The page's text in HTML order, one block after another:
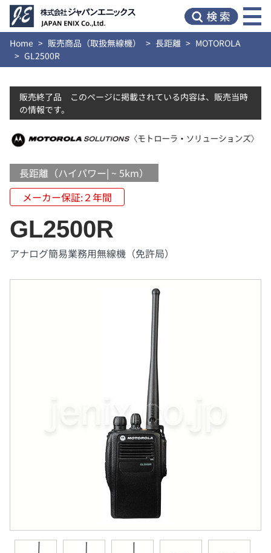
Home 販売商品（取扱無線機） 長距離
MOTOROLA
GL2500R
販売終了品 このページに掲載されている内容は、販売当時
の情報です。
長距離（ハイパワー| ~ 5km）
メーカー保証:２年間
GL2500R
アナログ簡易業務用無線機（免許局）